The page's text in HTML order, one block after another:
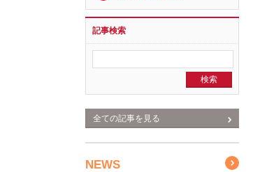
記事検索
全ての記事を見る
NEWS